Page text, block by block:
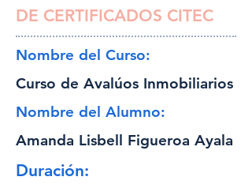
DE CERTIFICADOS CITEC
Nombre del Curso:
Curso de Avalúos Inmobiliarios
Nombre del Alumno:
Amanda Lisbell Figueroa Ayala
Duración: